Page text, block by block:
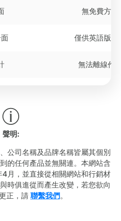
無免費方案
僅供英語版使
無法離線作
聲明:
公司名稱及品牌名稱皆屬其個別
的任何產品並無關連。本網站含
月，並直接從相關網站和行銷材
時俱進從而產生改變，若您欲向
正，請 聯繫我們。